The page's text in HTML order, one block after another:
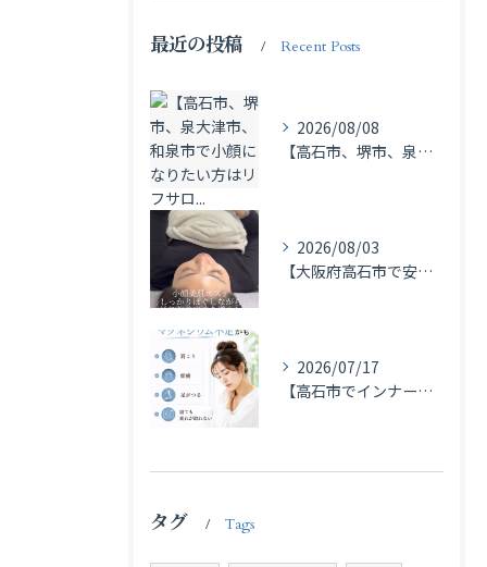
最近の投稿 Recent Posts
2026/08/08
【高石市、堺市、泉大津市、和泉市で小顔になりたい方はリフサロ...
2026/08/03
【大阪府高石市で安く通えるエステサロンをお探しの方】
2026/07/17
【高石市でインナーケアも相談できるエステサロン】
タグ Tags